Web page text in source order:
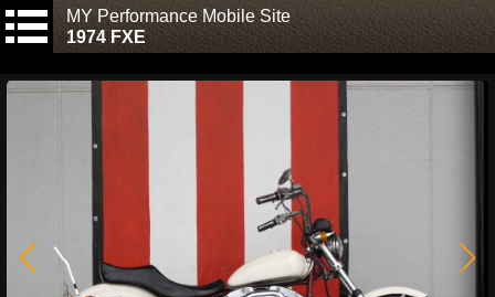
MY Performance Mobile Site
1974 FXE